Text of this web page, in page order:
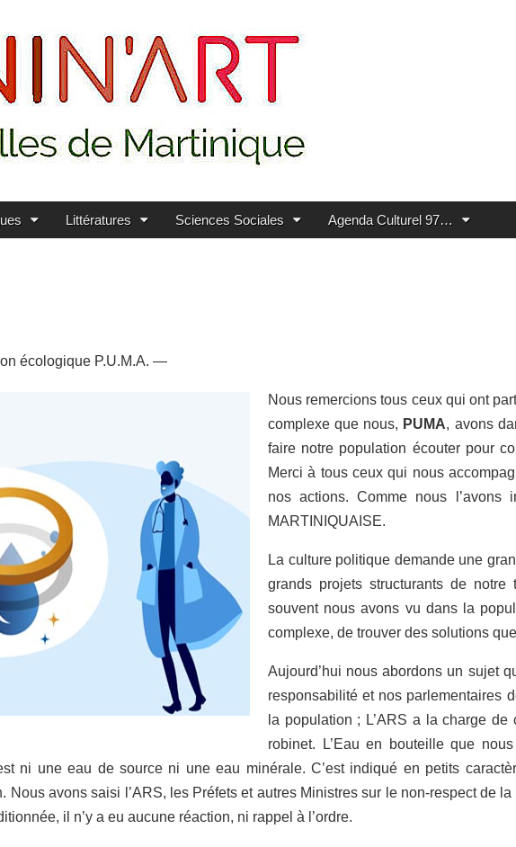
Littératures Sciences Sociales Agenda Culturel 97…
écologique P.U.M.A. —
Nous remercions tous ceux qui ont
complexe que nous, PUMA, avons
faire notre population écouter pour
Merci à tous ceux qui nous
nos actions. Comme nous
MARTINIQUAISE.
La culture politique demande une
grands projets structurants de
souvent nous avons vu dans la
complexe, de trouver des solutions
Aujourd’hui nous abordons un sujet
responsabilité et nos parlementaires
la population ; L’ARS a la charge
robinet. L’Eau en bouteille que
ni une eau de source ni une eau minérale. C’est indiqué en petits
Nous avons saisi l’ARS, les Préfets et autres Ministres sur le non-respect de
il n’y a eu aucune réaction, ni rappel à l’ordre.